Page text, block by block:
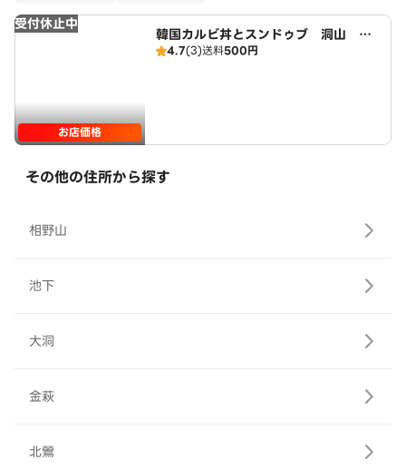
受付休止中
お店価格
韓国カルビ丼とスンドゥブ 洞山 藤
が丘店 広域店
4.7(3)送料500円
その他の住所から探す
相野山
池下
大洞
金萩
北鶯